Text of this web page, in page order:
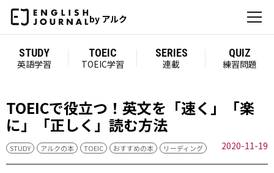
by アルク
STUDY
英語学習
TOEIC
TOEIC学習
SERIES
連載
QUIZ
練習問題
TOEICで役立つ！英文を「速く」「楽
に」「正しく」読む方法
STUDY アルクの本 TOEIC おすすめの本 リーディング 2020-11-19